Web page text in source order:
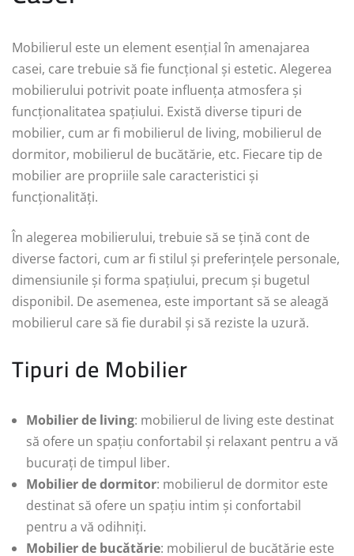
Mobilierul este un element esențial în amenajarea
casei, care trebuie să fie funcțional și estetic. Alegerea
mobilierului potrivit poate influența atmosfera și
funcționalitatea spațiului. Există diverse tipuri de
mobilier, cum ar fi mobilierul de living, mobilierul de
dormitor, mobilierul de bucătărie, etc. Fiecare tip de
mobilier are propriile sale caracteristici și
funcționalități.
În alegerea mobilierului, trebuie să se țină cont de
diverse factori, cum ar fi stilul și preferințele personale,
dimensiunile și forma spațiului, precum și bugetul
disponibil. De asemenea, este important să se aleagă
mobilierul care să fie durabil și să reziste la uzură.
Tipuri de Mobilier
Mobilier de living: mobilierul de living este destinat
să ofere un spațiu confortabil și relaxant pentru a vă
bucurați de timpul liber.
Mobilier de dormitor: mobilierul de dormitor este
destinat să ofere un spațiu intim și confortabil
pentru a vă odihniți.
Mobilier de bucătărie: mobilierul de bucătărie este